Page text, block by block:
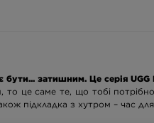
бути... затишним. Це серія UGG
то це саме те, що тобі
підкладка з хутром – час